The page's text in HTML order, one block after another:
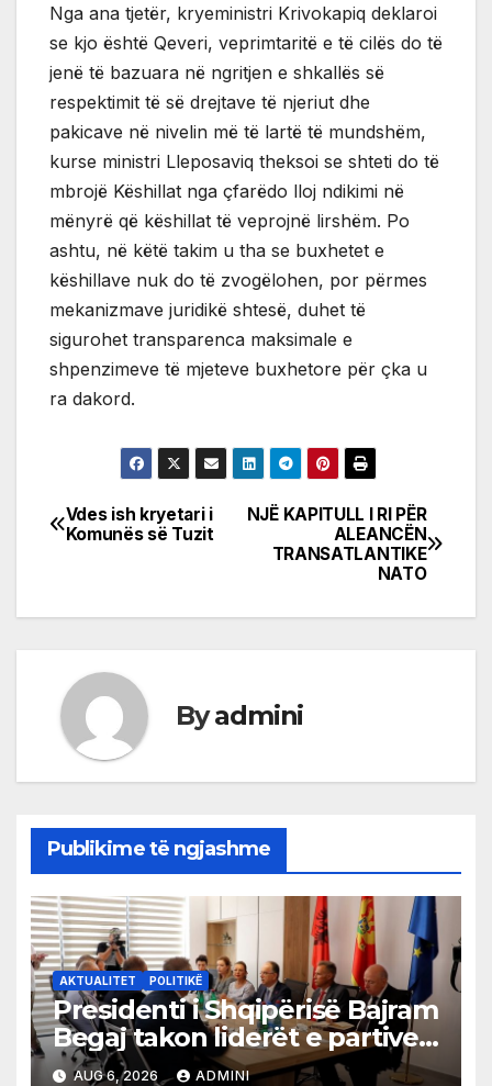
Nga ana tjetër, kryeministri Krivokapiq deklaroi
se kjo është Qeveri, veprimtaritë e të cilës do të
jenë të bazuara në ngritjen e shkallës së
respektimit të së drejtave të njeriut dhe
pakicave në nivelin më të lartë të mundshëm,
kurse ministri Lleposaviq theksoi se shteti do të
mbrojë Këshillat nga çfarëdo lloj ndikimi në
mënyrë që këshillat të veprojnë lirshëm. Po
ashtu, në këtë takim u tha se buxhetet e
këshillave nuk do të zvogëlohen, por përmes
mekanizmave juridikë shtesë, duhet të
sigurohet transparenca maksimale e
shpenzimeve të mjeteve buxhetore për çka u
ra dakord.
Post
NJË KAPITULL I RI PËR
ALEANCËN
TRANSATLANTIKE
NATO
Vdes ish kryetari i
Komunës së Tuzit
Byadmini
Publikime të ngjashme
AKTUALITET POLITIKË
Presidenti i Shqipërisë Bajram
Begaj takon liderët e partive
shqiptare në Ulqin
AUG 6, 2026 ADMINI